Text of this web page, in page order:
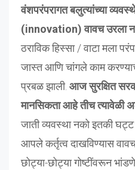
वंशपरंपरागत बलुत्यांच्या
(innovation) वावच उरला
ठराविक हिस्सा / वाटा मला
जास्त आणि चांगले काम
प्रबळ झाली. आज सुरक्षित
मानसिकता आहे तीच त्यावेळी
जाती व्यवस्था नको इतकी घट्ट
आपले कर्तृत्व दाखविण्यास
छोट्या-छोट्या गोष्टींवरून